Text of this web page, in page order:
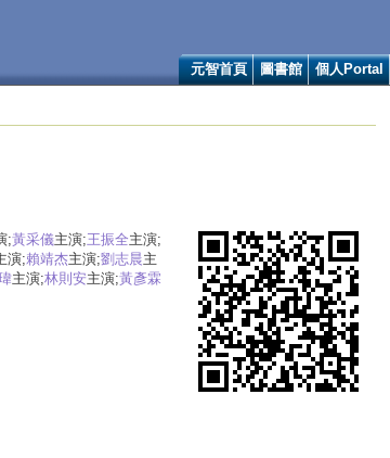
元智首頁 圖書館 個人Portal
;黃采儀主演;王振全主演;
演;賴靖杰主演;劉志晨主
主演;林則安主演;黃彥霖